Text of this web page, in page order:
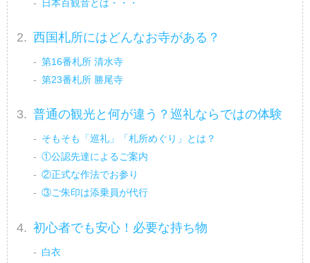
日本百観音とは・・・
西国札所にはどんなお寺がある？
第16番札所 清水寺
第23番札所 勝尾寺
普通の観光と何が違う？巡礼ならではの体験
そもそも「巡礼」「札所めぐり」とは？
①公認先達によるご案内
②正式な作法でお参り
③ご朱印は添乗員が代行
初心者でも安心！必要な持ち物
白衣